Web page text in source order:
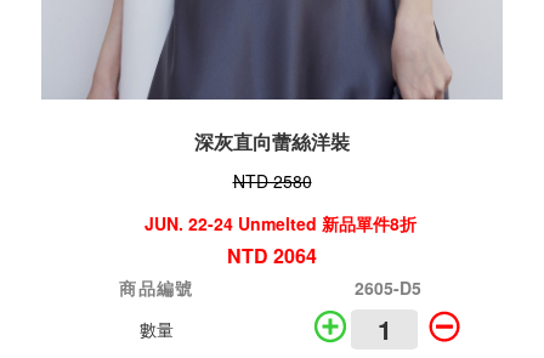
深灰直向蕾絲洋裝
NTD 2580
JUN. 22-24 Unmelted 新品單件8折
NTD 2064
商品編號
2605-D5
數量